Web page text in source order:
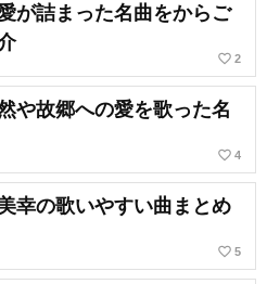
が詰まった名曲をからご
favorite_border 2
や故郷への愛を歌った名
favorite_border 4
幸の歌いやすい曲まとめ
favorite_border 5